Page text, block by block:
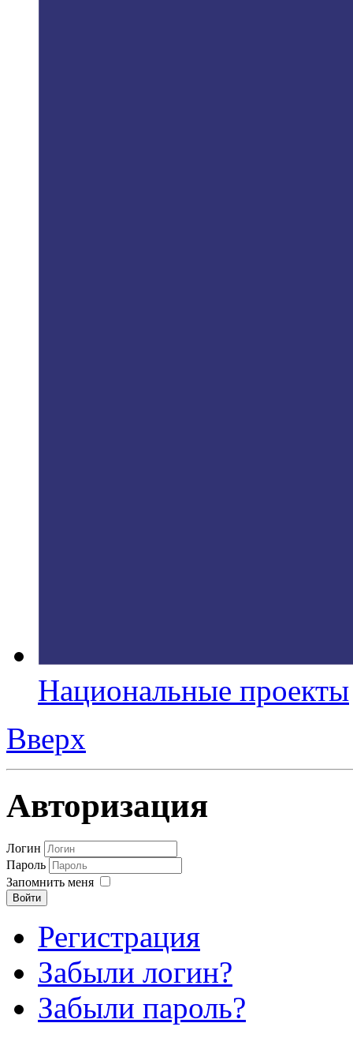
Национальные проекты
Вверх
Авторизация
Логин
Пароль
Запомнить меня
Войти
Регистрация
Забыли логин?
Забыли пароль?